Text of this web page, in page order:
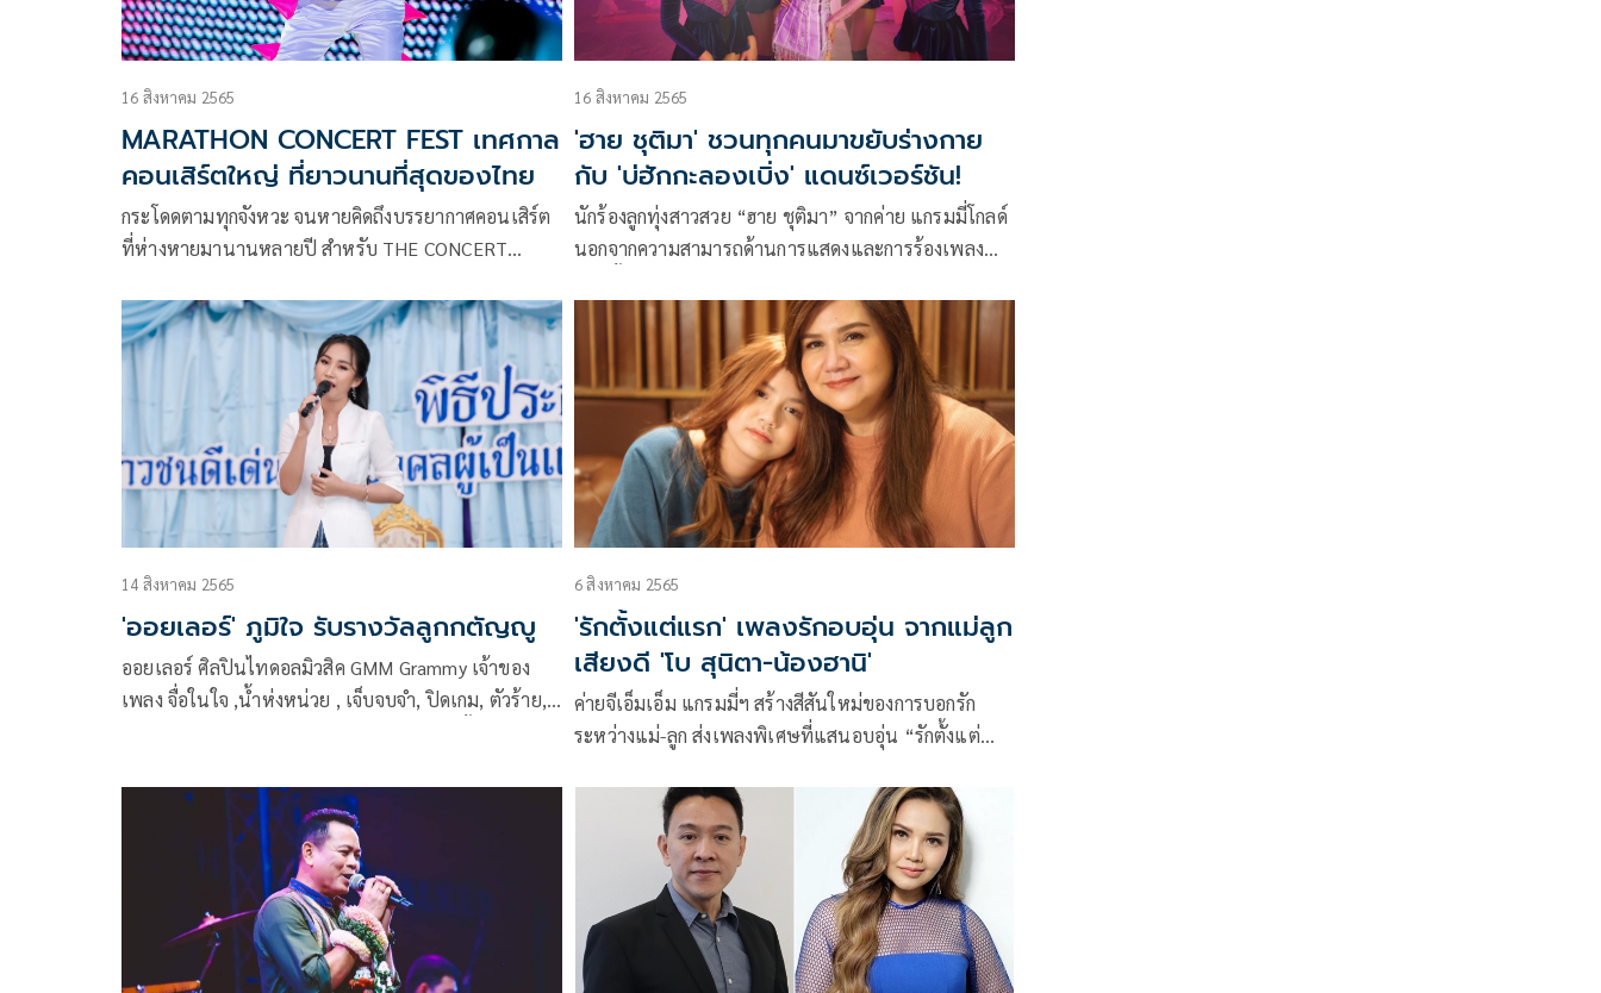
1,400,000+ ครั้ง เป็นต้น
16 สิงหาคม 2565
MARATHON CONCERT FEST เทศกาล
คอนเสิร์ตใหญ่ ที่ยาวนานที่สุดของไทย
กระโดดตามทุกจังหวะ จนหายคิดถึงบรรยากาศคอนเสิร์ต
ที่ห่างหายมานานหลายปี สำหรับ THE CONCERT
FEST เทศกาลคอนเสิร์ตในอารีน่าฮอลล์ ที่ “GMM
SHOW” ผู้จัดงานคอนเสิร์ตและเฟสติวัลที่ดีที่สุดของ
ประเทศไทย โดยทีมครีเอทีฟ “GFEST” ได้สร้างเทศกาล
ดนตรีที่รวมคอนเสิร์ตของศิลปินระดับหัวแถวของ
ประเทศมาไว้บนเวทีเดียว โชว์อย่างต่อเนื่อง 2 วัน 2 รอบ
การแสดง รวมเป็นเวลา 16 ขั่วโมง ในวันเสาร์ที่ 13 และ
วันอาทิตย์ที่ 14 สิงหาคม 2565 ที่อิมแพ็ค อารีน่า
เมืองทองธานี
16 สิงหาคม 2565
'ฮาย ชุติมา' ชวนทุกคนมาขยับร่างกาย
กับ 'บ่ฮักกะลองเบิ่ง' แดนซ์เวอร์ชัน!
นักร้องลูกทุ่งสาวสวย “ฮาย ชุติมา” จากค่าย แกรมมี่โกลด์
นอกจากความสามารถด้านการแสดงและการร้องเพลง
“บ่ฮักกะลองเบิ่ง” ที่หลังจากได้ปล่อย MV โชว์อิทธิฤทธิ์
การเป็นแม่หมอจอมขมังเวทย์แสนซนให้หนุ่มๆต้อง
ตกหลุมรัก จนทำให้เพลงนี้แอบเป็นกระแสเบาๆอยู่ใน
Tiktok ที่มีคนนำเพลงไปใช้มากกว่าพันวิดีโอแล้ว
14 สิงหาคม 2565
'ออยเลอร์' ภูมิใจ รับรางวัลลูกกตัญญู
ออยเลอร์ ศิลปินไทดอลมิวสิค GMM Grammy เจ้าของ
เพลง จื่อในใจ ,น้ำห่งหน่วย , เจ็บจบจำ, ปิดเกม, ตัวร้าย,
ได้รับคัดเลือกเข้ารับรางวัล “พชรสยามมาลา” ลูกกตัญญู
สาขาลูกผู้สร้างชื่อเสียงระดับประเทศ ประจำปี 2565 จาก
สภาองค์กรเยาวชนสร้างสรรค์พัฒนาสังคม ซึ่งเป็นเกียรติ
ต่อครอบครัวและวงศ์ตระกูล
6 สิงหาคม 2565
'รักตั้งแต่แรก' เพลงรักอบอุ่น จากแม่ลูก
เสียงดี 'โบ สุนิตา-น้องฮานิ'
ค่ายจีเอ็มเอ็ม แกรมมี่ฯ สร้างสีสันใหม่ของการบอกรัก
ระหว่างแม่-ลูก ส่งเพลงพิเศษที่แสนอบอุ่น “รักตั้งแต่
หญิงเสียงคุณภาพ “โบ-สุนิตา ลีติกุล” กับ “น้องฮานิ-พิช
ชารีย์ จรรยาธนากร” ลูกสาววัย 13 ปีที่มีพรสวรรค์ในการ
ร้องเพลง เรียกว่าเป๊ะได้แม่มาเต็มๆ นับเป็นการทำงาน
ร่วมกันของแม่ลูกคู่นี้เป็นครั้งแรก อีกทั้งยังเป็นผลงาน
เพลงเต็มรูปแบบครั้งแรกของน้องฮานิอีกด้วย